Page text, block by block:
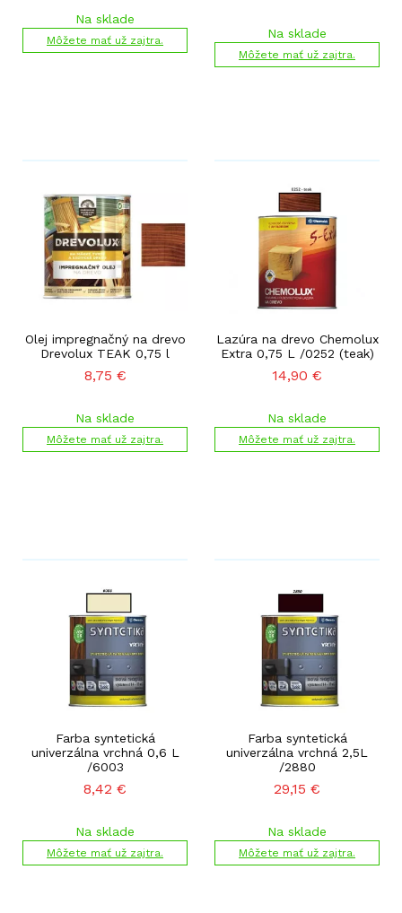
Na sklade
Môžete mať už zajtra. Na sklade
Môžete mať už zajtra.
Olej impregnačný na drevo
Drevolux TEAK 0,75 l
8,75 €
Na sklade
Môžete mať už zajtra.
Lazúra na drevo Chemolux
Extra 0,75 L /0252 (teak)
14,90 €
Na sklade
Môžete mať už zajtra.
Farba syntetická
univerzálna vrchná 0,6 L
/6003
8,42 €
Na sklade
Môžete mať už zajtra.
Farba syntetická
univerzálna vrchná 2,5L
/2880
29,15 €
Na sklade
Môžete mať už zajtra.